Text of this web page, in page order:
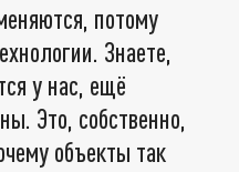
потому
Знаете,
у нас, ещё
Это, собственно,
объекты так